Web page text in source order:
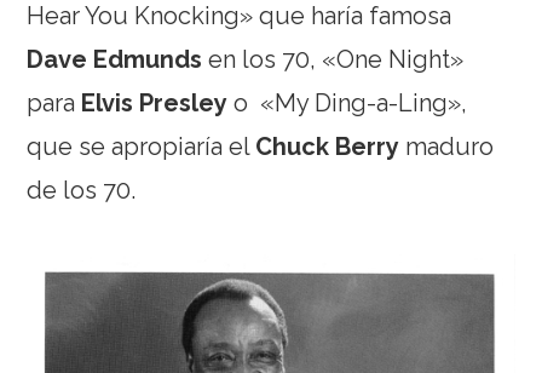
Hear You Knocking» que haría famosa
Dave Edmunds en los 70, «One Night»
para Elvis Presley o «My Ding-a-Ling»,
que se apropiaría el Chuck Berry maduro
de los 70.